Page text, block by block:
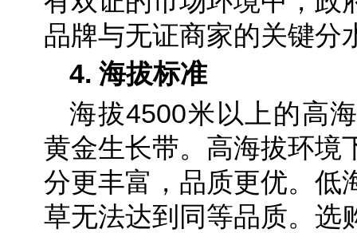
品牌与无证商家的关键分
4. 海拔标准
海拔4500米以上的高
黄金生长带。高海拔环境
分更丰富，品质更优。低
草无法达到同等品质。选